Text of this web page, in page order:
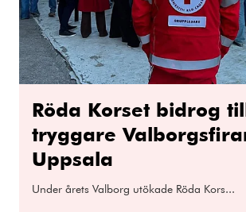
Röda Korset bidrog
tryggare
Uppsala
Under årets Valborg utökade Röda Kors...